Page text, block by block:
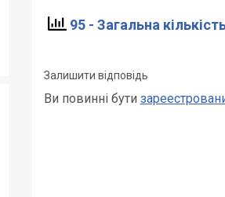
95 - Загальна
Залишити відповідь
Ви повинні бути